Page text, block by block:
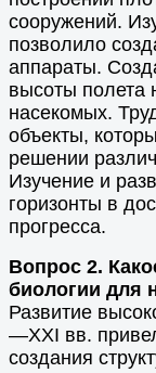
сооружений.
позволило
аппараты.
высоты полета
насекомых.
объекты,
решении
Изучение и
горизонты в
прогресса.
Вопрос 2.
биологии для
Развитие
—XXI вв.
создания